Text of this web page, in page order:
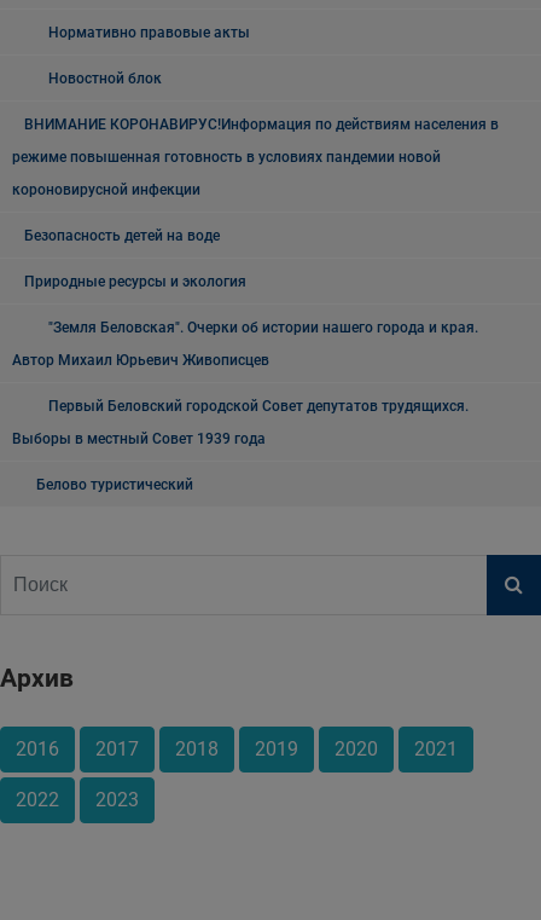
Нормативно правовые акты
Новостной блок
ВНИМАНИЕ КОРОНАВИРУС!Информация по действиям населения в
режиме повышенная готовность в условиях пандемии новой
короновирусной инфекции
Безопасность детей на воде
Природные ресурсы и экология
"Земля Беловская". Очерки об истории нашего города и края.
Автор Михаил Юрьевич Живописцев
Первый Беловский городской Совет депутатов трудящихся.
Выборы в местный Совет 1939 года
Белово туристический
Архив
2016 2017 2018 2019 2020 2021
2022 2023